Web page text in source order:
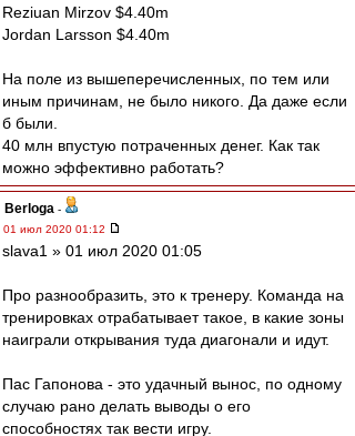
Reziuan Mirzov $4.40m
Jordan Larsson $4.40m
На поле из вышеперечисленных, по тем или
иным причинам, не было никого. Да даже если
б были.
40 млн впустую потраченных денег. Как так
можно эффективно работать?
Berloga -
01 июл 2020 01:12
slava1 » 01 июл 2020 01:05
Про разнообразить, это к тренеру. Команда на
тренировках отрабатывает такое, в какие зоны
наиграли открывания туда диагонали и идут.
Пас Гапонова - это удачный вынос, по одному
случаю рано делать выводы о его
способностях так вести игру.